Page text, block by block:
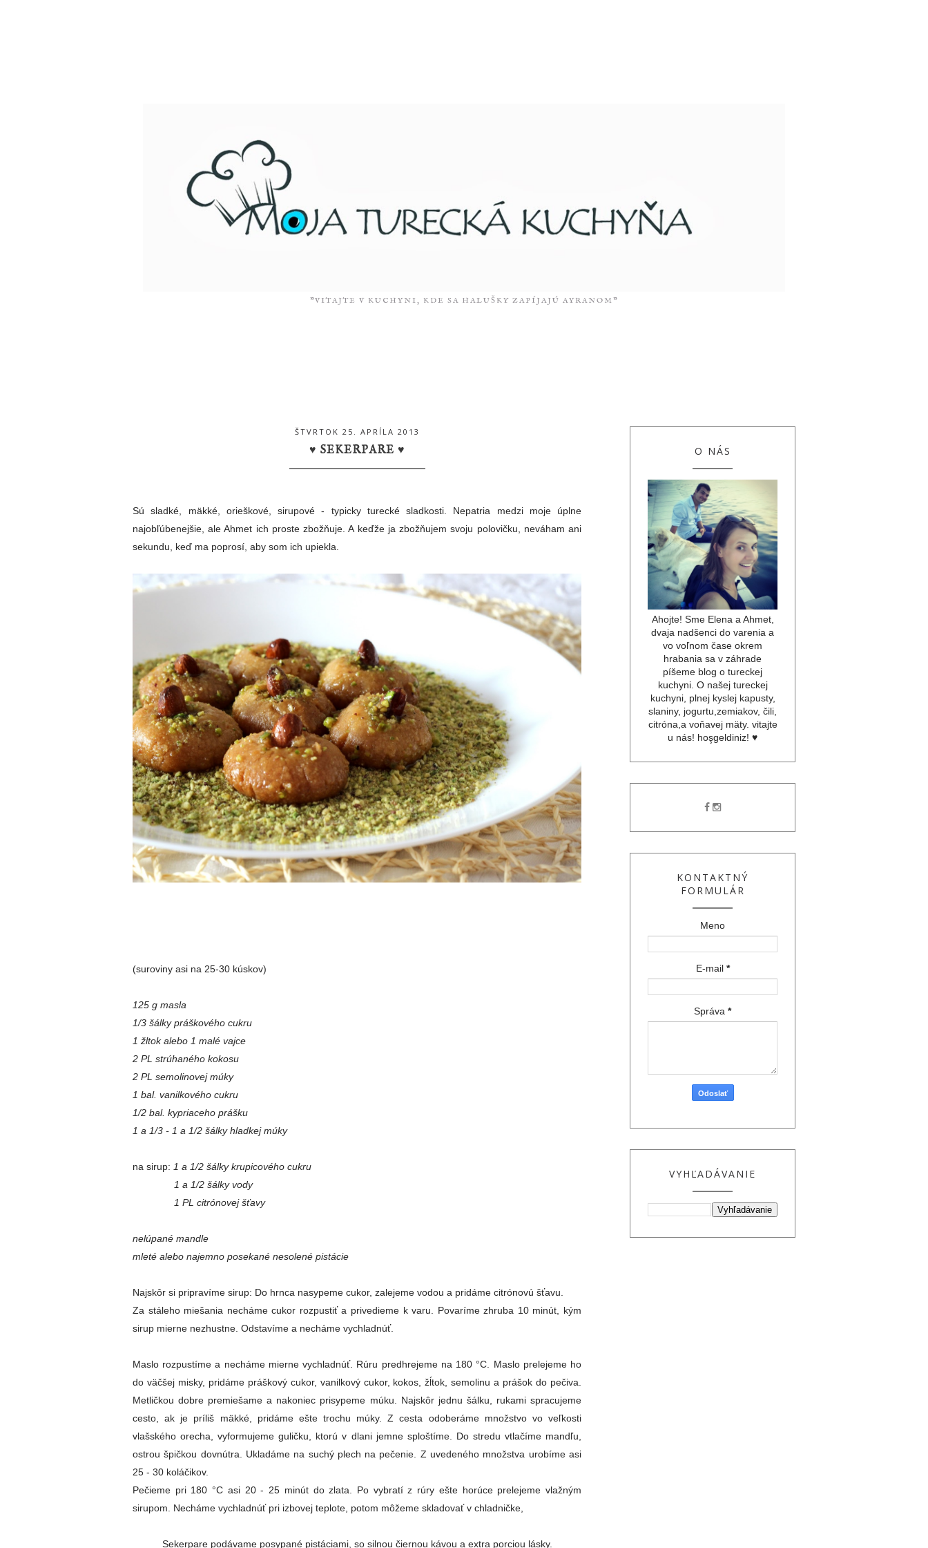
"VITAJTE V KUCHYNI, KDE SA HALUŠKY ZAPÍJAJÚ AYRANOM”
ŠTVRTOK 25. APRÍLA 2013
♥ SEKERPARE ♥
Sú sladké, mäkké, orieškové, sirupové - typicky turecké sladkosti. Nepatria medzi moje úplne
najobľúbenejšie, ale Ahmet ich proste zbožňuje. A keďže ja zbožňujem svoju polovičku, neváham ani
sekundu, keď ma poprosí, aby som ich upiekla.
(suroviny asi na 25-30 kúskov)
125 g masla
1/3 šálky práškového cukru
1 žltok alebo 1 malé vajce
2 PL strúhaného kokosu
2 PL semolinovej múky
1 bal. vanilkového cukru
1/2 bal. kypriaceho prášku
1 a 1/3 - 1 a 1/2 šálky hladkej múky
na sirup: 1 a 1/2 šálky krupicového cukru
1 a 1/2 šálky vody
1 PL citrónovej šťavy
nelúpané mandle
mleté alebo najemno posekané nesolené pistácie
Najskôr si pripravíme sirup: Do hrnca nasypeme cukor, zalejeme vodou a pridáme citrónovú šťavu.
Za stáleho miešania necháme cukor rozpustiť a privedieme k varu. Povaríme zhruba 10 minút, kým
sirup mierne nezhustne. Odstavíme a necháme vychladnúť.
Maslo rozpustíme a necháme mierne vychladnúť. Rúru predhrejeme na 180 °C. Maslo prelejeme ho
do väčšej misky, pridáme práškový cukor, vanilkový cukor, kokos, žĺtok, semolinu a prášok do pečiva.
Metličkou dobre premiešame a nakoniec prisypeme múku. Najskôr jednu šálku, rukami spracujeme
cesto, ak je príliš mäkké, pridáme ešte trochu múky. Z cesta odoberáme množstvo vo veľkosti
vlašského orecha, vyformujeme guličku, ktorú v dlani jemne sploštíme. Do stredu vtlačíme mandľu,
ostrou špičkou dovnútra. Ukladáme na suchý plech na pečenie. Z uvedeného množstva urobíme asi
25 - 30 koláčikov.
Pečieme pri 180 °C asi 20 - 25 minút do zlata. Po vybratí z rúry ešte horúce prelejeme vlažným
sirupom. Necháme vychladnúť pri izbovej teplote, potom môžeme skladovať v chladničke,
Sekerpare podávame posypané pistáciami, so silnou čiernou kávou a extra porciou lásky.
O NÁS
Ahojte! Sme Elena a Ahmet,
dvaja nadšenci do varenia a
vo voľnom čase okrem
hrabania sa v záhrade
píšeme blog o tureckej
kuchyni. O našej tureckej
kuchyni, plnej kyslej kapusty,
slaniny, jogurtu,zemiakov, čili,
citróna,a voňavej mäty. vitajte
u nás! hoşgeldiniz! ♥
KONTAKTNÝ
FORMULÁR
Meno
E-mail *
Správa *
VYHĽADÁVANIE